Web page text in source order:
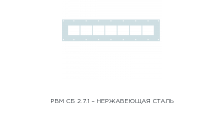
РВМ СБ 2.7.1 – НЕРЖАВЕЮЩАЯ СТАЛЬ